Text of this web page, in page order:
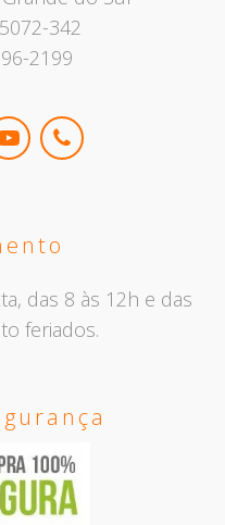
342
2199
das 8 às 12h e das
feriados.